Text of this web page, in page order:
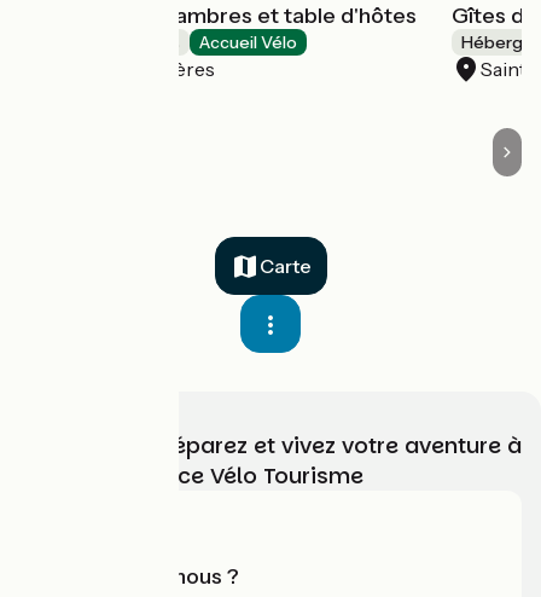
La Doucelle, Chambres et table d'hôtes
Accueil Vélo
Lignières-Orgères
Gîtes
Saint-
Carte
Choisissez, préparez et vivez votre aventure à
vélo avec France Vélo Tourisme
Qui sommes-nous ?